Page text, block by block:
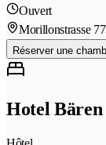
Ouvert
Morillonstrasse 77
Réserver une
Hotel Bären